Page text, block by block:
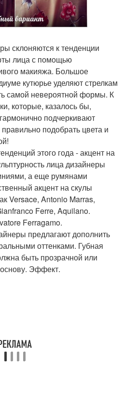
склоняются к тенденции
лица с помощью
макияжа. Большое
кутюрье уделяют стрелкам
самой невероятной формы. К
которые, казалось бы,
подчеркивают
подобрать цвета и
этого года - акцент на
лица дизайнеры
а еще румянами
акцент на скулы
Versace, Antonio Marras,
Ferre, Aquilano.
Ferragamo.
предлагают дополнить
оттенками. Губная
быть прозрачной или
Эффект.